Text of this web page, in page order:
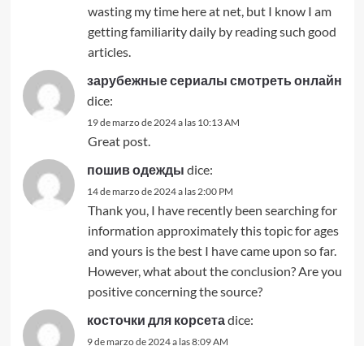
wasting my time here at net, but I know I am
getting familiarity daily by reading such good
articles.
зарубежные сериалы смотреть онлайн
dice:
19 de marzo de 2024 a las 10:13 AM
Great post.
пошив одежды dice:
14 de marzo de 2024 a las 2:00 PM
Thank you, I have recently been searching for
information approximately this topic for ages
and yours is the best I have came upon so far.
However, what about the conclusion? Are you
positive concerning the source?
косточки для корсетаdice:
9 de marzo de 2024 a las 8:09 AM